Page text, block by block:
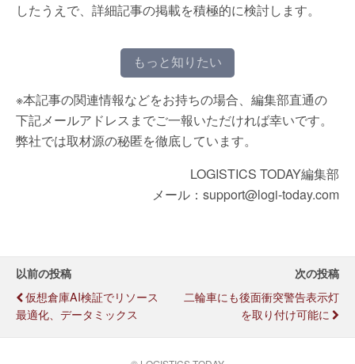
したうえで、詳細記事の掲載を積極的に検討します。
もっと知りたい
※本記事の関連情報などをお持ちの場合、編集部直通の
下記メールアドレスまでご一報いただければ幸いです。
弊社では取材源の秘匿を徹底しています。
LOGISTICS TODAY編集部
メール：support@logi-today.com
以前の投稿
仮想倉庫AI検証でリソース
最適化、データミックス
次の投稿
二輪車にも後面衝突警告表示灯
を取り付け可能に